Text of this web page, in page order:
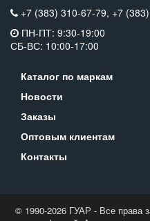
+7 (383) 310-67-79, +7
ПН-ПТ: 9:30-19:00
СБ-ВС: 10:00-17:00
Каталог по маркам
Новости
Заказы
Оптовым клиентам
Контакты
© 1990-2026 ГУАР - Все права